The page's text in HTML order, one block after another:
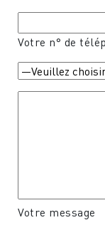
Votre n° de
Votre message